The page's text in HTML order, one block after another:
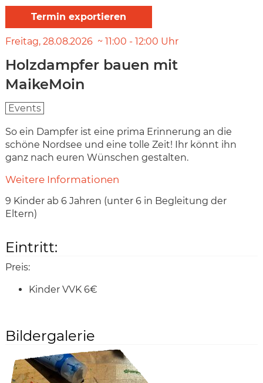
Freitag 28.08.2026 11:00 - 12:00 Uhr
Holzdampfer bauen mit
MaikeMoin
Events
So ein Dampfer ist eine prima Erinnerung an die
schöne Nordsee und eine tolle Zeit! Ihr könnt ihn
ganz nach euren Wünschen gestalten.
Weitere Informationen
9 Kinder ab 6 Jahren (unter 6 in Begleitung der
Eltern)
Eintritt:
Preis:
Kinder VVK 6€
Bildergalerie